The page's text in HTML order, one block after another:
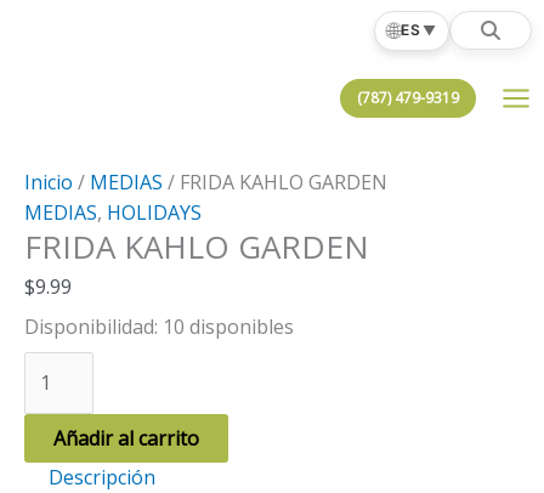
🌐ES▼
(787) 479-9319
Inicio / MEDIAS / FRIDA KAHLO GARDEN
MEDIAS, HOLIDAYS
FRIDA KAHLO GARDEN
$9.99
Disponibilidad: 10 disponibles
KAHLO
GARDEN
cantidad
Añadir al carrito
Descripción